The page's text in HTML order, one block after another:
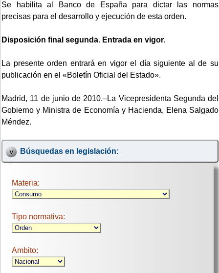
Se habilita al Banco de España para dictar las normas
precisas para el desarrollo y ejecución de esta orden.
Disposición final segunda. Entrada en vigor.
La presente orden entrará en vigor el día siguiente al de su
publicación en el «Boletín Oficial del Estado».
Madrid, 11 de junio de 2010.–La Vicepresidenta Segunda del
Gobierno y Ministra de Economía y Hacienda, Elena Salgado
Méndez.
Búsquedas en legislación:
Materia:
Tipo normativa:
Ambito: